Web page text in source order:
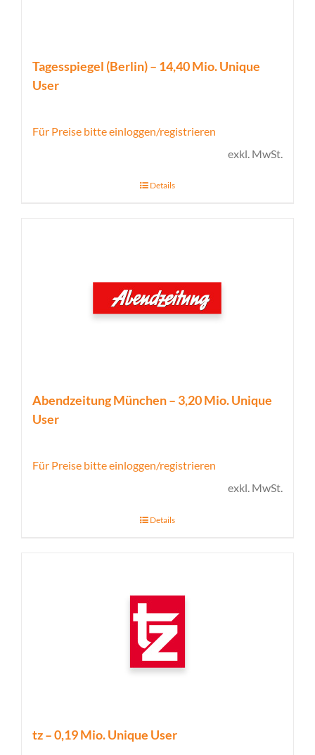
Tagesspiegel (Berlin) – 14,40 Mio. Unique
User
Für Preise bitte einloggen/registrieren
exkl. MwSt.
Details
Abendzeitung München – 3,20 Mio. Unique
User
Für Preise bitte einloggen/registrieren
exkl. MwSt.
Details
tz – 0,19 Mio. Unique User